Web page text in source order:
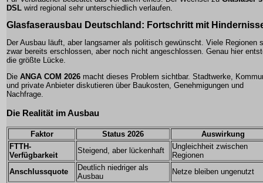
DSL wird regional sehr unterschiedlich verlaufen.
Glasfaserausbau Deutschland : Fortschritt mit
Der Ausbau läuft, aber langsamer als politisch gewünscht. Viele Regionen
zwar bereits erschlossen, aber noch nicht angeschlossen. Genau hier
die größte Lücke.
Die ANGA COM 2026 macht dieses Problem sichtbar. Stadtwerke,
und private Anbieter diskutieren über Baukosten, Genehmigungen und
Nachfrage.
Die Realität im Ausbau
Faktor Status 2026
Auswirkung
FTTH-
Verfügbarkeit
Steigend, aber lückenhaft
Ungleichheit zwischen
Regionen
Anschlussquote
Deutlich niedriger als
Ausbau
Netze bleiben ungenutzt